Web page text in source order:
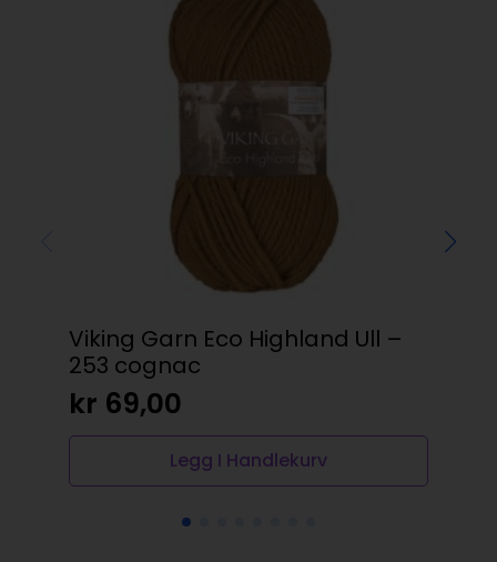
Viking Garn Eco Highland Ull –
253 cognac
kr 69,00
Legg I Handlekurv